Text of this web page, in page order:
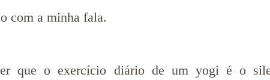
com a minha fala.
que o exercício diário de um yogi é o